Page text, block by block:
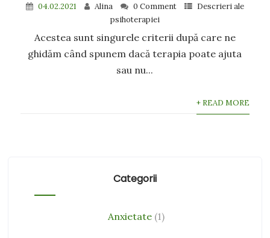
04.02.2021 Alina 0 Comment
Descrieri ale
psihoterapiei
Acestea sunt singurele criterii după care ne
ghidăm când spunem dacă terapia poate ajuta
sau nu...
+ READ MORE
Categorii
Anxietate(1)